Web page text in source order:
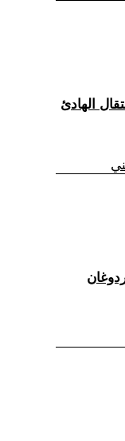
الهادئ